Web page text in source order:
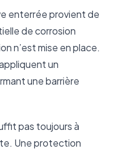
enterrée provient de
de corrosion
n’est mise en place.
un
une barrière
pas toujours à
Une protection